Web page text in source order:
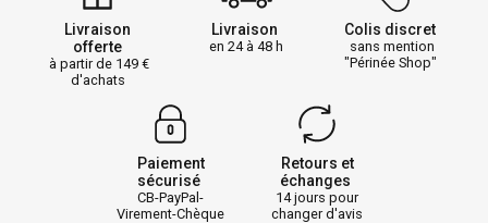
Livraison
offerte
à partir de 149
d'achats
Livraison
en 24 à 48 h
Colis discret
sans mention
"Périnée Shop"
Paiement
sécurisé
CB-PayPal-
Virement-Chèque
Retours et
échanges
14 jours pour
changer d'avis